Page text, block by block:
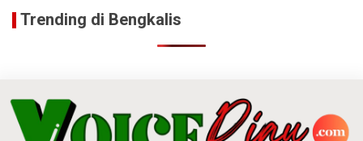
Trending di Bengkalis